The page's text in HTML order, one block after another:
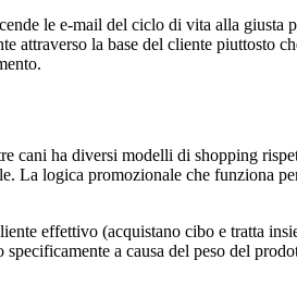
le e-mail del ciclo di vita alla giusta
la base del cliente piuttosto
cani ha diversi modelli di shopping
La logica promozionale che funziona
effettivo (acquistano cibo e tratta
a causa del peso del